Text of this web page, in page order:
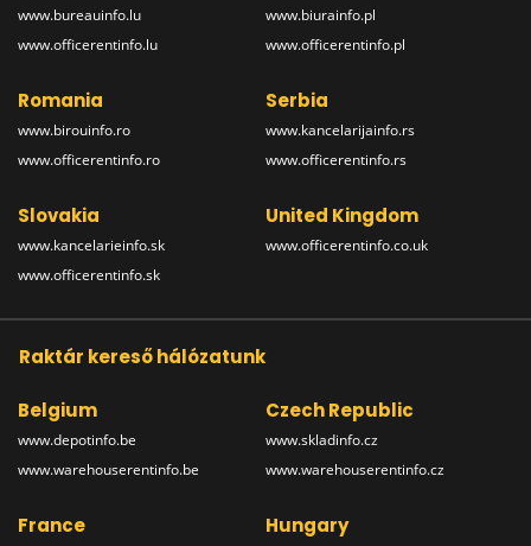
www.bureauinfo.lu
www.officerentinfo.lu
www.biurainfo.pl
www.officerentinfo.pl
Romania
www.birouinfo.ro
www.officerentinfo.ro
Serbia
www.kancelarijainfo.rs
www.officerentinfo.rs
Slovakia
www.kancelarieinfo.sk
www.officerentinfo.sk
United Kingdom
www.officerentinfo.co.uk
Raktár kereső hálózatunk
Belgium
www.depotinfo.be
www.warehouserentinfo.be
Czech Republic
www.skladinfo.cz
www.warehouserentinfo.cz
France Hungary